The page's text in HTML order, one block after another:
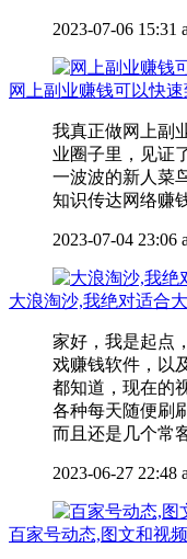
2023-07-06 15:31
网上副业赚钱可以快
我真正做网上副
业圈子里，见证
一波波的新人菜
知识传达网络赚
2023-07-04 23:06
大浪淘沙,我绝对适合
家好，我是起点
戏赚钱软件，以
都知道，现在的
各种每天随便刷
而且还是几个常
2023-06-27 22:48
百家号动态,图文和视